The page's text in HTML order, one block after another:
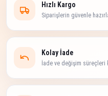
Hızlı Kargo
Siparişlerin güvenle
Kolay İade
İade ve değişim süreçleri